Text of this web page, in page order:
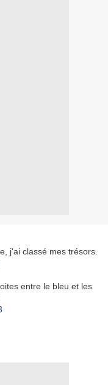
j'ai classé mes trésors.
entre le bleu et les